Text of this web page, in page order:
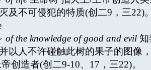
及不可侵犯的特质(创二9，三22)
of the knowledge of good and evil知
以人不许碰触此树的果子的图像
创造者(创二9-10、17，三22)。